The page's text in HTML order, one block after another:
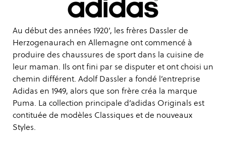
Au début des années 1920’, les frères Dassler de
Herzogenaurach en Allemagne ont commencé à
produire des chaussures de sport dans la cuisine de
leur maman. Ils ont fini par se disputer et ont choisi un
chemin différent. Adolf Dassler a fondé l’entreprise
Adidas en 1949, alors que son frère créa la marque
Puma. La collection principale d’adidas Originals est
contituée de modèles Classiques et de nouveaux
Styles.